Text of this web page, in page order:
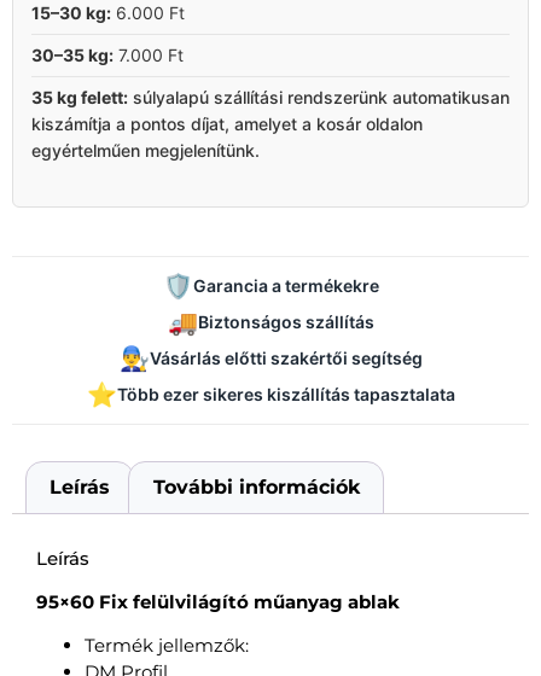
15–30 kg: 6.000 Ft
30–35 kg: 7.000 Ft
35 kg felett: súlyalapú szállítási rendszerünk automatikusan
kiszámítja a pontos díjat, amelyet a kosár oldalon
egyértelműen megjelenítünk.
🛡️Garancia a termékekre
🚚Biztonságos szállítás
👨‍🔧Vásárlás előtti szakértői segítség
⭐Több ezer sikeres kiszállítás tapasztalata
Leírás További információk
Leírás
95×60 Fix felülvilágító műanyag ablak
Termék jellemzők: